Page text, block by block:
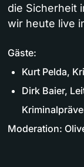
die Sicherheit
wir heute live
Gäste:
Kurt Pelda,
Dirk Baier,
Moderation: